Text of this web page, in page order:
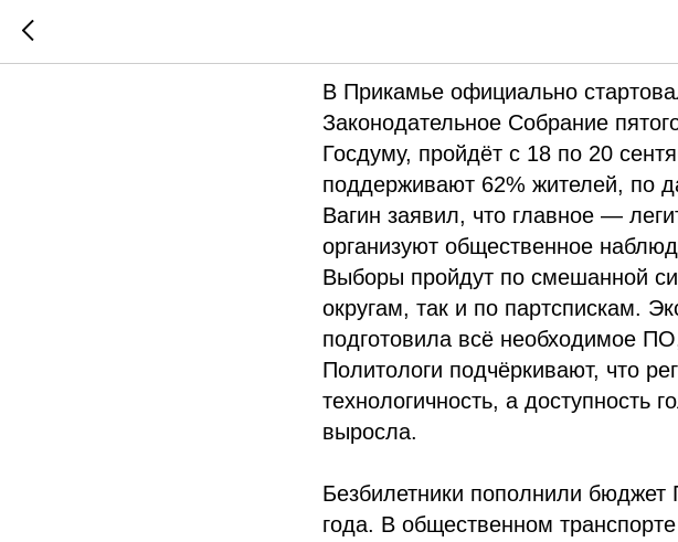
Новости дня. 19
В Прикамье официально
Законодательное Собрание
Госдуму, пройдёт с 18 по 20
поддерживают 62% жителей, по
Вагин заявил, что главное —
организуют общественное
Выборы пройдут по смешанной
округам, так и по партспискам.
подготовила всё необходимое
Политологи подчёркивают, что
технологичность, а доступность
выросла.
Безбилетники пополнили
года. В общественном